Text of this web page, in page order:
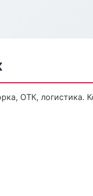
ОТК, логистика.